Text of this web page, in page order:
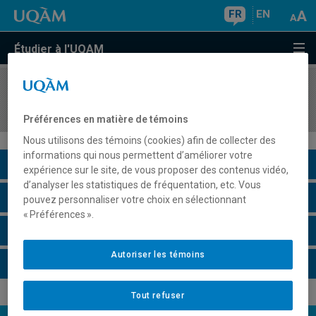
FR EN
Étudier à l'UQAM
COURS//
Description du cours
Horaire - Été 2026
Préférences en matière de témoins
Nous utilisons des témoins (cookies) afin de collecter des
informations qui nous permettent d’améliorer votre
expérience sur le site, de vous proposer des contenus vidéo,
d’analyser les statistiques de fréquentation, etc. Vous
pouvez personnaliser votre choix en sélectionnant
« Préférences ».
Tout refuser
Autoriser les témoins